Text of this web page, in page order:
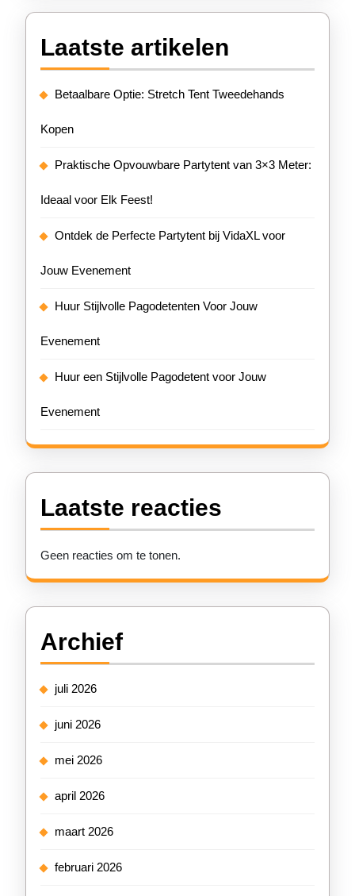
Laatste artikelen
Betaalbare Optie: Stretch Tent Tweedehands
Kopen
Praktische Opvouwbare Partytent van 3×3 Meter:
Ideaal voor Elk Feest!
Ontdek de Perfecte Partytent bij VidaXL voor
Jouw Evenement
Huur Stijlvolle Pagodetenten Voor Jouw
Evenement
Huur een Stijlvolle Pagodetent voor Jouw
Evenement
Laatste reacties
Geen reacties om te tonen.
Archief
juli 2026
juni 2026
mei 2026
april 2026
maart 2026
februari 2026